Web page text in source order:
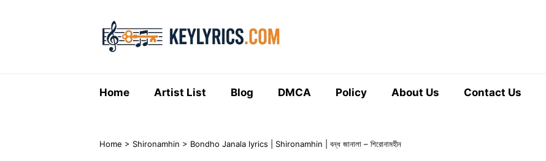
Home Artist List Blog DMCA Policy About Us Contact Us
Home > Shironamhin > Bondho Janala lyrics | Shironamhin | বন্ধ জানালা – শিরোনামহীন